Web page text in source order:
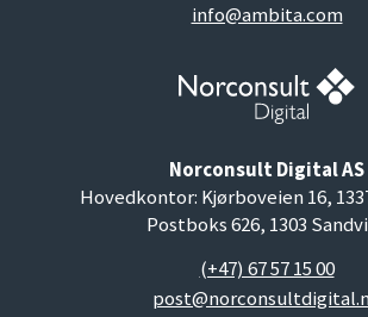
info@ambita.com
Norconsult Digital AS
Hovedkontor: Kjørboveien 16,
Postboks 626, 1303
(+47) 67 57 15 00